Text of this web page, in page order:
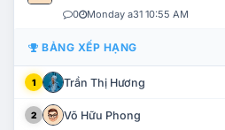
0 Monday a31 10:55 AM
BẢNG XẾP HẠNG
1 Trần Thị Hương
2 Võ Hữu Phong